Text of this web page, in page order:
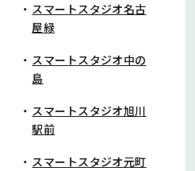
スマートスタジオ名古
屋緑
スマートスタジオ中の
島
スマートスタジオ旭川
駅前
スマートスタジオ元町